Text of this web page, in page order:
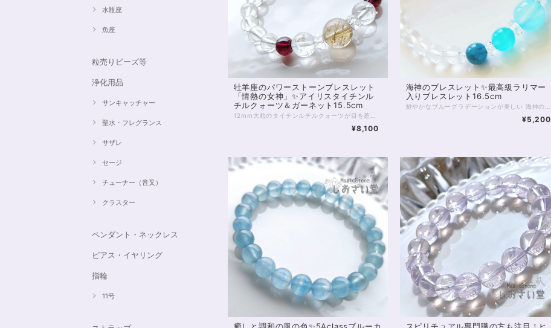
水瓶座
魚座
粒売りビーズ等
浄化用品
サンキャッチャー
聖水・フレグランス
サザレ
セージ
チューナー（音叉）
クラスター
ペンダント・ネックレス
ピアス・イヤリング
指輪
11号
牡羊座のパワーストーンブレスレット
「情熱の女神」✨アイリスタイチンル
チルクォーツ＆ガーネット15.5cm
¥8,100
海神のブレスレット✨最高級ラリマー
入りブレスレット16.5cm
¥5,200